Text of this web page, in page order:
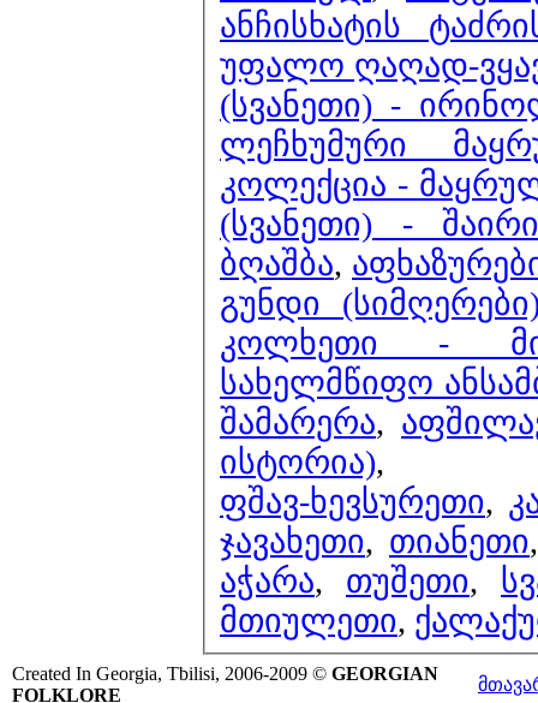
ანჩისხატის
უფალო ღაღად-
(სვანეთი) -
ლეჩხუმური
კოლექცია -
(სვანეთი) -
ბღაშბა,
გუნდი
კოლხეთი -
სახელმწიფო
შამარერა,
ისტორია),
ფშავ-ხევსურეთი,
ჯავახეთი, თიანეთი
აჭარა, თუშეთი,
მთიულეთი,
Created In Georgia, Tbilisi, 2006-2009 © GEORGIAN
FOLKLORE